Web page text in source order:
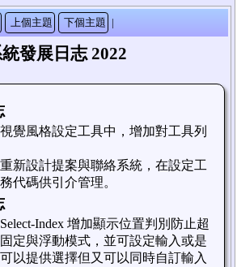
上個主題 下個主題 |
發展日志 2022
視覺風格設定工具中，增加對工具列
重新設計提案與聯絡系統，在設定工
代碼供引介管理。
Index 增加顯示位置判別防止超
定與浮動模式，並可設定輸入或是
以提供選擇但又可以同時自訂輸入